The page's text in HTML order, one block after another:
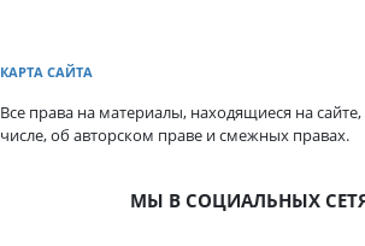
КАРТА САЙТА
Все права на материалы, находящиеся на
числе, об авторском праве и смежных правах.
МЫ В СОЦИАЛЬНЫХ